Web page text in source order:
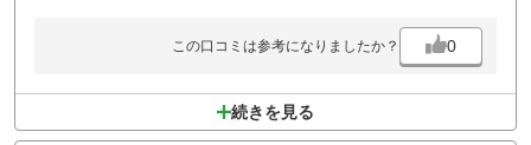
この口コミは参考になりましたか？ 0
続きを見る